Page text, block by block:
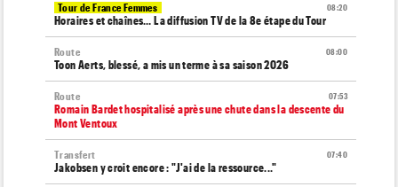
08:20
Tour de France Femmes
Horaires et chaînes… La diffusion TV de la 8e étape du Tour
08:00
Route
Toon Aerts, blessé, a mis un terme à sa saison 2026
07:53
Route
Romain Bardet hospitalisé après une chute dans la descente du
Mont Ventoux
07:40
Transfert
Jakobsen y croit encore : "J'ai de la ressource..."